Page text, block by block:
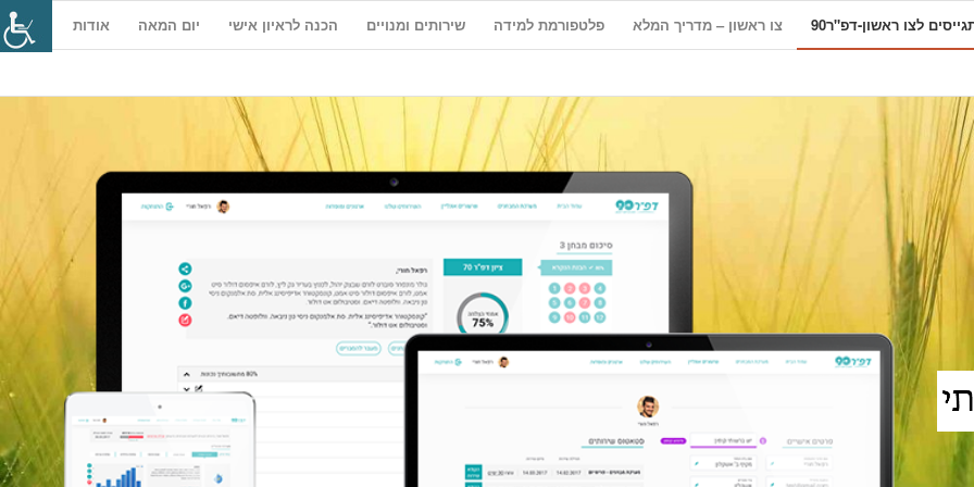
לצו ראשון-דפ"ר90 צו ראשון – מדריך המלא פלטפורמת למידה שירותים ומנויים הכנה לראיון אישי יום המאה אודות